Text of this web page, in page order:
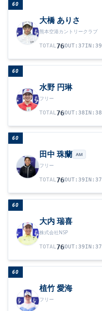
60
大橋 ありさ
熊本空港カントリークラブ
TOTAL76OUT: 37IN : 39
60
水野 円琳
フリー
TOTAL76OUT: 38IN : 38
60
田中 珠蘭 AM
フリー
TOTAL76OUT: 39IN : 37
60
大内 瑞喜
株式会社NSP
TOTAL76OUT: 39IN : 37
60
植竹 愛海
フリー